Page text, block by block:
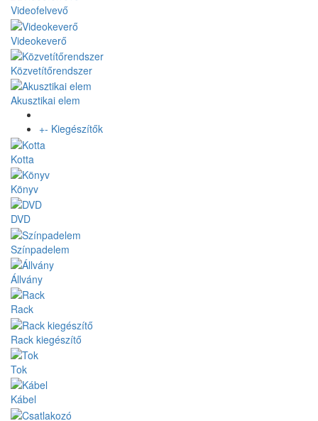
Videofelvevő
Videokeverő
Közvetítőrendszer
Akusztikai elem
+- Kiegészítők
Kotta
Könyv
DVD
Színpadelem
Állvány
Rack
Rack kiegészítő
Tok
Kábel